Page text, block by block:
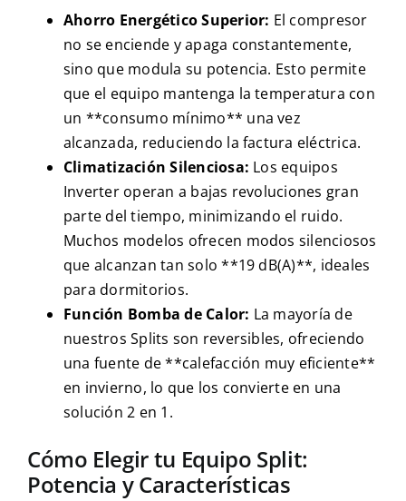
Ahorro Energético Superior: El compresor
no se enciende y apaga constantemente,
sino que modula su potencia. Esto permite
que el equipo mantenga la temperatura con
un **consumo mínimo** una vez
alcanzada, reduciendo la factura eléctrica.
Climatización Silenciosa: Los equipos
Inverter operan a bajas revoluciones gran
parte del tiempo, minimizando el ruido.
Muchos modelos ofrecen modos silenciosos
que alcanzan tan solo **19 dB(A)**, ideales
para dormitorios.
Función Bomba de Calor: La mayoría de
nuestros Splits son reversibles, ofreciendo
una fuente de **calefacción muy eficiente**
en invierno, lo que los convierte en una
solución 2 en 1.
Cómo Elegir tu Equipo Split:
Potencia y Características